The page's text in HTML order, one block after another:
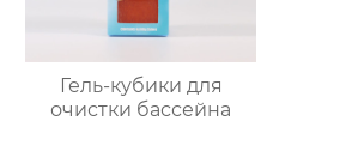
Гель-кубики для
очистки бассейна